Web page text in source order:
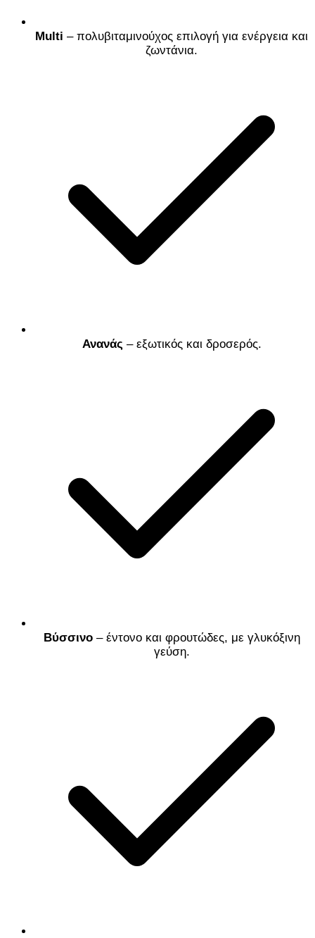
Multi – πολυβιταμινούχος επιλογή για ενέργεια και
ζωντάνια.
Ανανάς – εξωτικός και δροσερός.
Βύσσινο– έντονο και φρουτώδες, με γλυκόξινη
γεύση.